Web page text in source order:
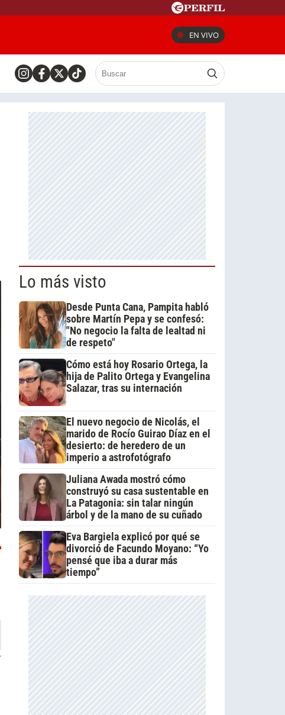
EN VIVO
Lo más visto
Desde Punta Cana, Pampita habló
sobre Martín Pepa y se confesó:
"No negocio la falta de lealtad ni
de respeto"
Cómo está hoy Rosario Ortega, la
hija de Palito Ortega y Evangelina
Salazar, tras su internación
El nuevo negocio de Nicolás, el
marido de Rocío Guirao Díaz en el
desierto: de heredero de un
imperio a astrofotógrafo
Juliana Awada mostró cómo
construyó su casa sustentable en
La Patagonia: sin talar ningún
árbol y de la mano de su cuñado
Eva Bargiela explicó por qué se
divorció de Facundo Moyano: “Yo
pensé que iba a durar más
tiempo”